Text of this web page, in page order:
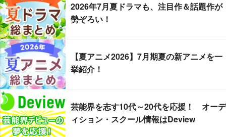
2026年7月夏ドラマも、注目作＆話題作が
勢ぞろい！
【夏アニメ2026】7月期夏の新アニメを一
挙紹介！
芸能界を志す10代～20代を応援！ オーデ
ィション・スクール情報はDeview